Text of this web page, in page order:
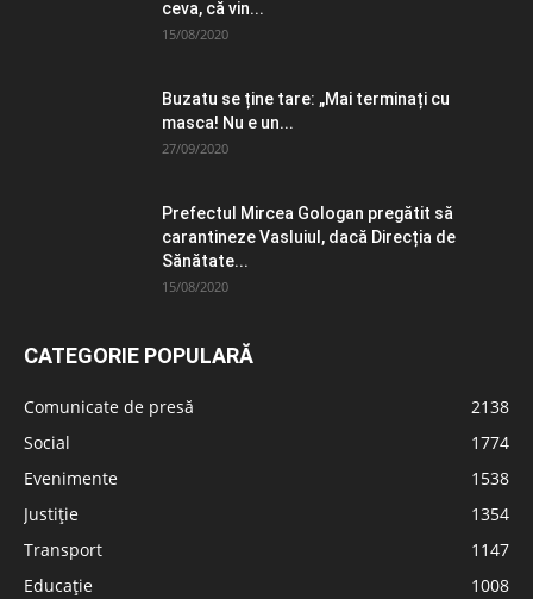
ceva, că vin...
15/08/2020
Buzatu se ține tare: „Mai terminați cu
masca! Nu e un...
27/09/2020
Prefectul Mircea Gologan pregătit să
carantineze Vasluiul, dacă Direcția de
Sănătate...
15/08/2020
CATEGORIE POPULARĂ
Comunicate de presă
2138
Social
1774
Evenimente
1538
Justiție
1354
Transport
1147
Educație
1008